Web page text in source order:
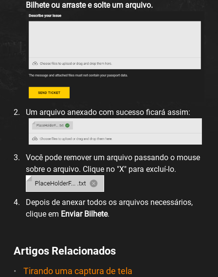
Bilhete ou arraste e solte um arquivo.
Um arquivo anexado com sucesso ficará assim:
Você pode remover um arquivo passando o mouse
sobre o arquivo. Clique no "X" para excluí-lo.
Depois de anexar todos os arquivos necessários,
clique em Enviar Bilhete.
Artigos Relacionados
Tirando uma captura de tela